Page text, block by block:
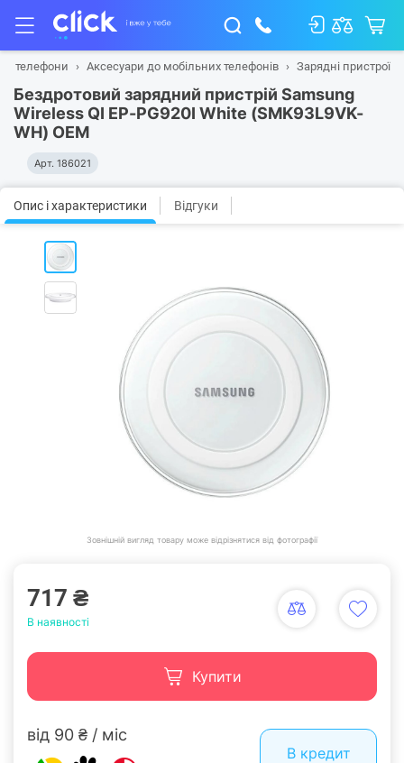
телефони Аксесуари до мобільних телефонів Зарядні пристрої
Бездротовий зарядний пристрій Samsung
Wireless QI EP-PG920I White (SMK93L9VK-
WH) OEM
Арт. 186021
Опис і характеристики Відгуки
Зовнішній вигляд товару може відрізнятися від фотографії
717 ₴
В наявності
Купити
від 90 ₴ / міс
В кредит